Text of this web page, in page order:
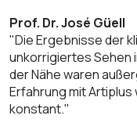
Prof. Dr. José Güell
"Die Ergebnisse der
unkorrigiertes Sehen
der Nähe waren
Erfahrung mit
konstant."